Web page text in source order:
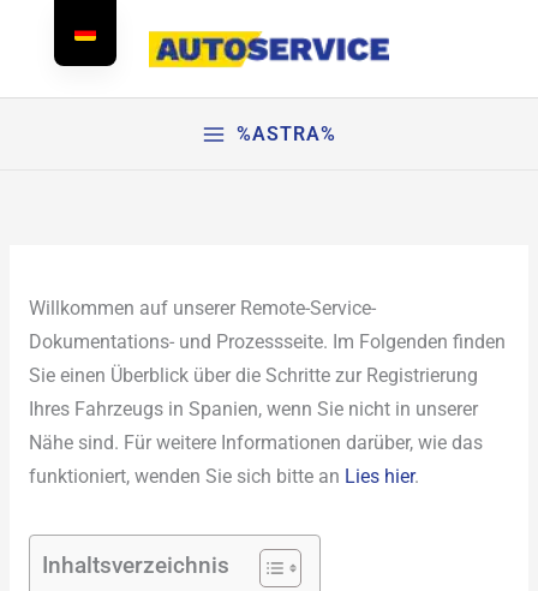
%ASTRA%
Willkommen auf unserer Remote-Service-
Dokumentations- und Prozessseite. Im Folgenden finden
Sie einen Überblick über die Schritte zur Registrierung
Ihres Fahrzeugs in Spanien, wenn Sie nicht in unserer
Nähe sind. Für weitere Informationen darüber, wie das
funktioniert, wenden Sie sich bitte an Lies hier.
Inhaltsverzeichnis